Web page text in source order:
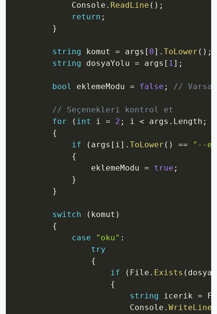
            Console
. ReadLine ( ) ;
return ;
}
string komut = args [ 0] . ToLower ( ) ;
string dosyaYolu = args [ 1] ;
bool eklemeModu = false ; //
// Seçenekleri kontrol et
for
( int i = 2 ; i < args . Length ;
{
if
( args [ i] . ToLower ( ) ==
"--
{
                eklemeModu
= true ;
}
}
switch ( komut )
{
case
"oku" :
try
{
if
( File . Exists (
{
string icerik =
                        Console
. WriteLine